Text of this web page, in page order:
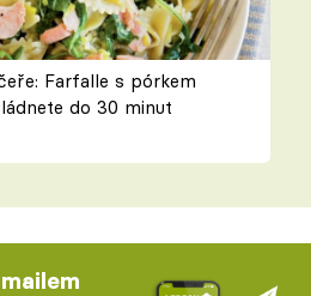
Farfalle s pórkem
do 30 minut